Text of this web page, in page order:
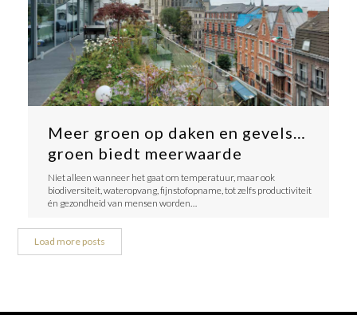
Meer groen op daken en gevels…
groen biedt meerwaarde
Niet alleen wanneer het gaat om temperatuur, maar ook
biodiversiteit, wateropvang, fijnstofopname, tot zelfs productiviteit
én gezondheid van mensen worden…
Load more posts